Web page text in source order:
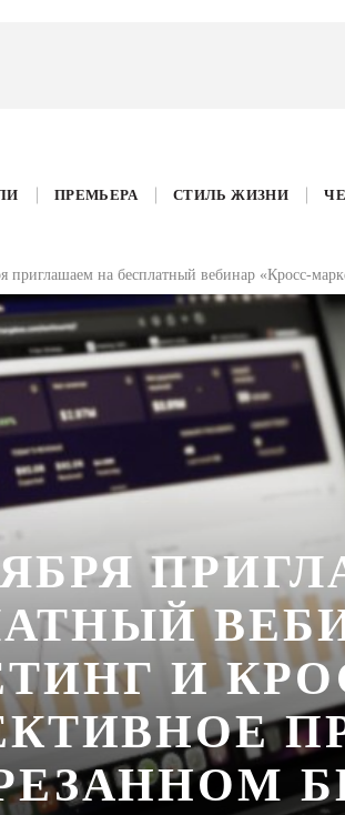
ПРЕМЬЕРА СТИЛЬ ЖИЗНИ
приглашаем на бесплатный вебинар «Кросс-
И